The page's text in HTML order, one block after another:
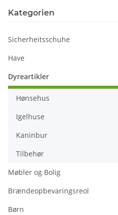
Kategorien
Sicherheitsschuhe
Have
Dyreartikler
Hønsehus
Igelhuse
Kaninbur
Tilbehør
Møbler og Bolig
Brændeopbevaringsreol
Børn